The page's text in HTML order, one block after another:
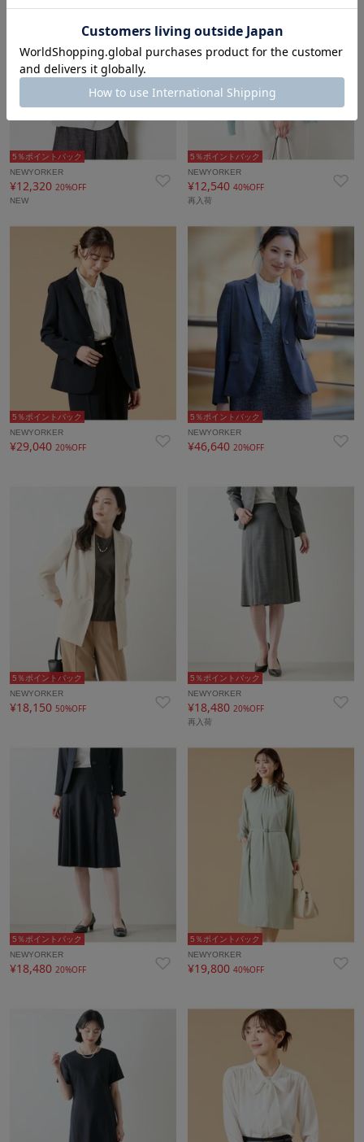
5％ポイントバック
NEWYORKER
¥12,320 20%OFF
NEW
5％ポイントバック
NEWYORKER
¥12,54040%OFF
再入荷
5％ポイントバック
NEWYORKER
¥29,040 20%OFF
5％ポイントバック
NEWYORKER
¥46,64020%OFF
5％ポイントバック
NEWYORKER
¥18,150 50%OFF
5％ポイントバック
NEWYORKER
¥18,48020%OFF
再入荷
5％ポイントバック
NEWYORKER
¥18,480 20%OFF
5％ポイントバック
NEWYORKER
¥19,80040%OFF